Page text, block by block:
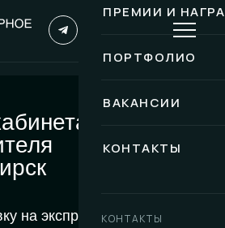
ПРЕМИИ И
ПОРТФОЛИО
ВАКАНСИИ
КОНТАКТЫ
КОНТАКТЫ
на экспресс-расчет